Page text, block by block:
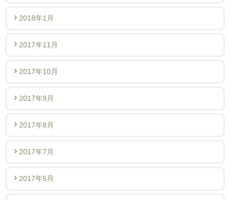
2018年1月
2017年11月
2017年10月
2017年9月
2017年8月
2017年7月
2017年5月